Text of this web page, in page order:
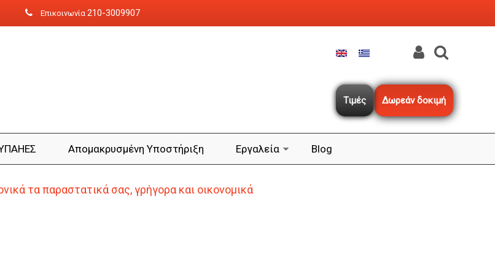
Επικοινωνία 210-3009907
Δωρεάν δοκιμή
Τιμές
Aπομακρυσμένη Yποστήριξη Εργαλεία Blog
τα παραστατικά σας, γρήγορα και οικονομικά